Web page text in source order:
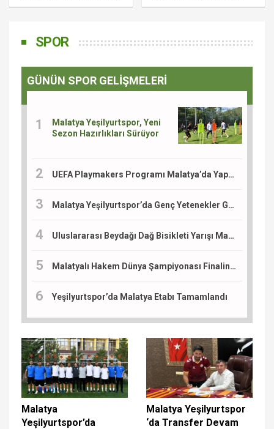
Öldü
SPOR
GÜNÜN SPOR GELİŞMELERİ
Malatya Yeşilyurtspor, Yeni
Sezon Hazırlıkları Sürüyor
UEFA Playmakers Programı Malatya’da Yapıldı
Malatya Yeşilyurtspor’da Genç Yetenekler Göz Dolduruyor
Uluslararası Beydağı Dağ Bisikleti Yarışı Malatya'da Başlıyor
Malatyalı Hakem Dünya Şampiyonası Finaline Atandı
Yeşilyurtspor’da Malatya Etabı Tamamlandı
Malatya
Yeşilyurtspor’da
Malatya Yeşilyurtspor
‘da Transfer Devam